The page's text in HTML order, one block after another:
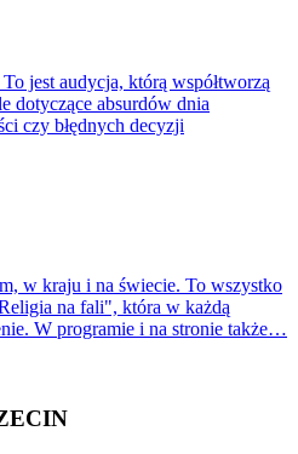
jest audycja, którą współtworzą
dotyczące absurdów dnia
czy błędnych decyzji
w kraju i na świecie. To wszystko
na fali", która w każdą
W programie i na stronie także…